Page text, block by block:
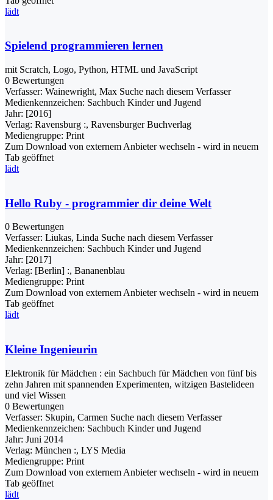
lädt
Spielend programmieren lernen
mit Scratch, Logo, Python, HTML und JavaScript
0 Bewertungen
Verfasser: Wainewright, Max Suche nach diesem Verfasser
Medienkennzeichen: Sachbuch Kinder und Jugend
Jahr: [2016]
Verlag: Ravensburg :, Ravensburger Buchverlag
Mediengruppe: Print
Zum Download von externem Anbieter wechseln - wird in neuem
Tab geöffnet
lädt
Hello Ruby - programmier dir deine Welt
0 Bewertungen
Verfasser: Liukas, Linda Suche nach diesem Verfasser
Medienkennzeichen: Sachbuch Kinder und Jugend
Jahr: [2017]
Verlag: [Berlin] :, Bananenblau
Mediengruppe: Print
Zum Download von externem Anbieter wechseln - wird in neuem
Tab geöffnet
lädt
Kleine Ingenieurin
Elektronik für Mädchen : ein Sachbuch für Mädchen von fünf bis
zehn Jahren mit spannenden Experimenten, witzigen Bastelideen
und viel Wissen
0 Bewertungen
Verfasser: Skupin, Carmen Suche nach diesem Verfasser
Medienkennzeichen: Sachbuch Kinder und Jugend
Jahr: Juni 2014
Verlag: München :, LYS Media
Mediengruppe: Print
Zum Download von externem Anbieter wechseln - wird in neuem
Tab geöffnet
lädt